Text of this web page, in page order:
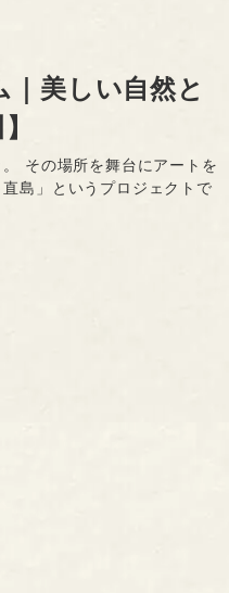
美しい自然と
その場所を舞台にアートを
島」というプロジェクトで